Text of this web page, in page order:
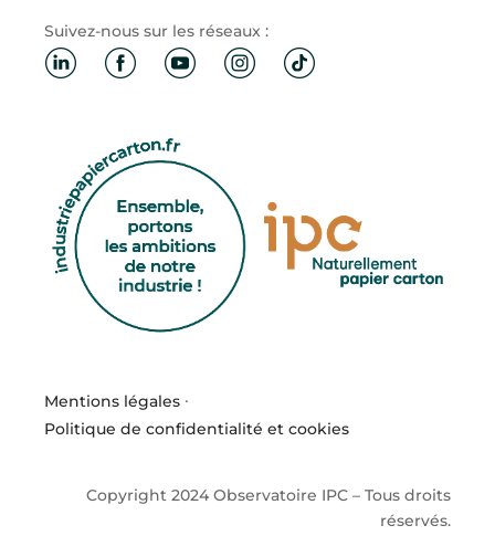
Suivez-nous sur les réseaux :
Mentions légales ·
Politique de confidentialité et cookies
Copyright 2024 Observatoire IPC – Tous droits
réservés.